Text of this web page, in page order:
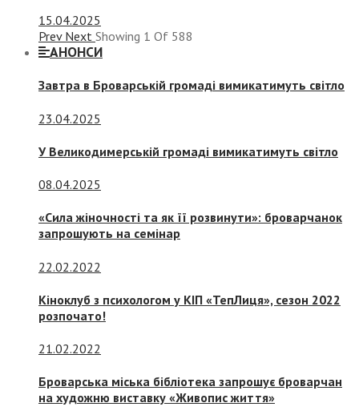
15.04.2025
Prev Next Showing 1 Of 588
АНОНСИ
Завтра в Броварській громаді вимикатимуть світло
23.04.2025
У Великодимерській громаді вимикатимуть світло
08.04.2025
«Сила жіночності та як її розвинути»: броварчанок
запрошують на семінар
22.02.2022
Кіноклуб з психологом у КІП «ТепЛиця», сезон 2022
розпочато!
21.02.2022
Броварська міська бібліотека запрошує броварчан
на художню виставку «Живопис життя»